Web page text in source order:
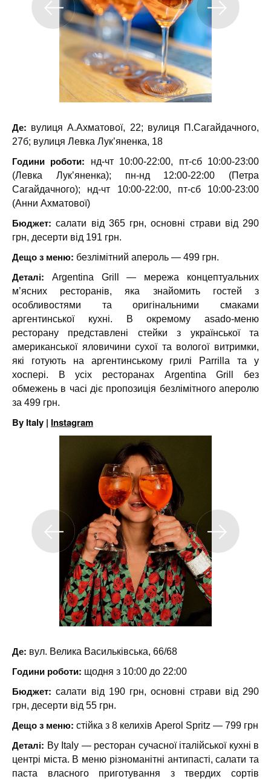
Де: вулиця А.Ахматової, 22; вулиця П.Сагайдачного,
27б; вулиця Левка Лук’яненка, 18
Години роботи:
нд-чт 10:00-22:00, пт-сб 10:00-23:00
(Левка Лукʼяненка); пн-нд 12:00-22:00 (Петра
Сагайдачного); нд-чт 10:00-22:00, пт-сб 10:00-23:00
(Анни Ахматової)
Бюджет:салати від 365 грн, основні страви від 290
грн, десерти від 191 грн.
Дещо з меню: безлімітний апероль — 499 грн.
Деталі: Argentina Grill — мережа концептуальних
м’ясних ресторанів, яка знайомить гостей з
особливостями та оригінальними смаками
аргентинської кухні. В окремому asado-меню
ресторану представлені стейки з української та
американської яловичини сухої та вологої витримки,
які готують на аргентинському грилі Parrilla та у
хоспері. В усіх ресторанах Argentina Grill без
обмежень в часі діє пропозиція безлімітного аперолю
за 499 грн.
By Italy | Instagram
Де: вул. Велика Васильківська, 66/68
Години роботи: щодня з 10:00 до 22:00
Бюджет:салати від 190 грн, основні страви від 290
грн, десерти від 55 грн.
Дещо з меню: стійка з 8 келихів Aperol Spritz — 799 грн
Деталі: By Italy — ресторан сучасної італійської кухні в
центрі міста. В меню різноманітні антипасті, салати та
паста власного приготування з твердих сортів